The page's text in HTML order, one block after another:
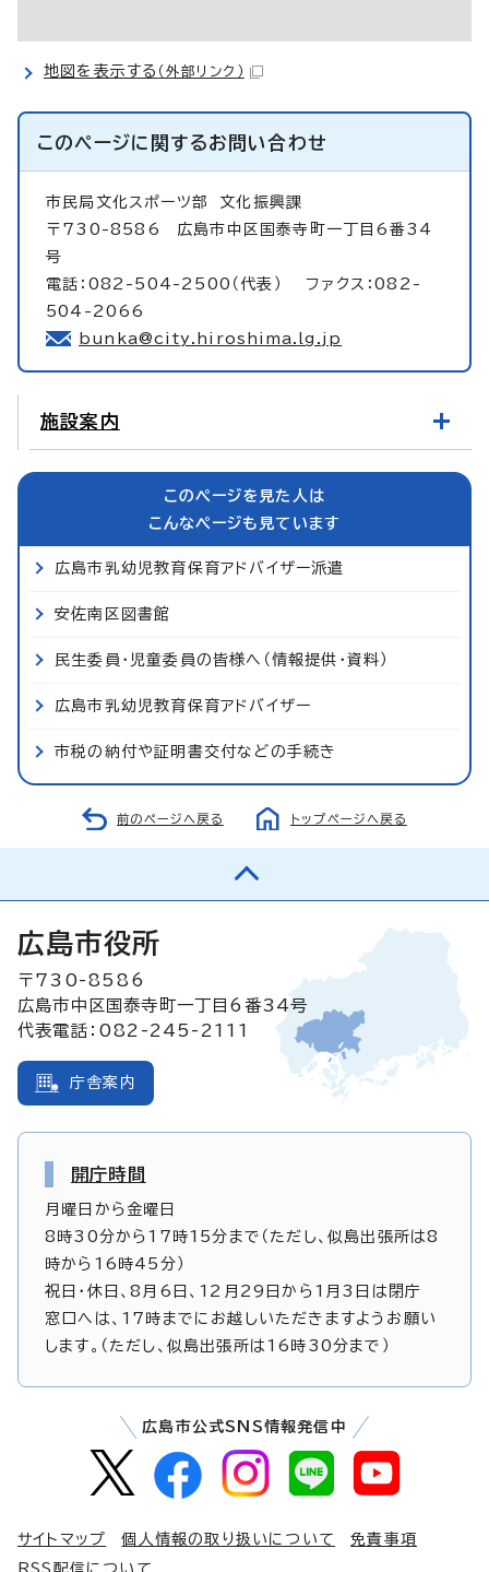
地図を表示する （外部リンク）
このページに関するお問い合わせ
市民局文化スポーツ部 文化振興課
〒730-8586 広島市中区国泰寺町一丁目6番34
号
電話：082-504-2500（代表） ファクス：082-
504-2066
bunka@city.hiroshima.lg.jp
施設案内
このページを見た人は
こんなページも見ています
広島市乳幼児教育保育アドバイザー派遣
安佐南区図書館
民生委員・児童委員の皆様へ（情報提供・資料）
広島市乳幼児教育保育アドバイザー
市税の納付や証明書交付などの手続き
前のページへ戻る トップページへ戻る
広島市役所
〒730-8586
広島市中区国泰寺町一丁目6番34号
代表電話：082-245-2111
庁舎案内
開庁時間
月曜日から金曜日
8時30分から17時15分まで（ただし、似島出張所は8
時から16時45分）
祝日・休日、8月6日、12月29日から1月3日は閉庁
窓口へは、17時までにお越しいただきますようお願い
します。（ただし、似島出張所は16時30分まで）
広島市公式SNS情報発信中
サイトマップ 個人情報の取り扱いについて
免責事項
RSS配信について